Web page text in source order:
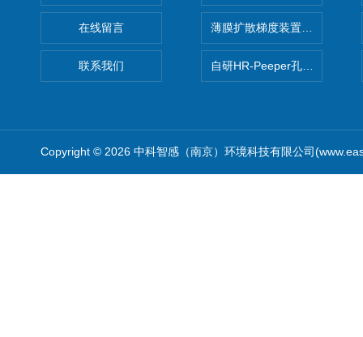
在线留言
联系我们
薄膜扩散梯度装置 Agl DGT
自研HR-Peeper孔隙水采样器
Copyright © 2026 中科智感（南京）环境科技有限公司